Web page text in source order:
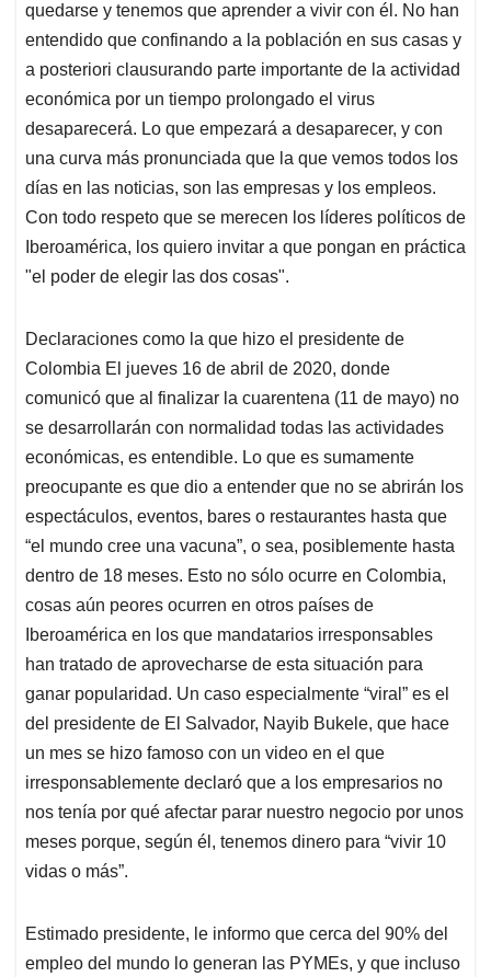
quedarse y tenemos que aprender a vivir con él. No han
entendido que confinando a la población en sus casas y
a posteriori clausurando parte importante de la actividad
económica por un tiempo prolongado el virus
desaparecerá. Lo que empezará a desaparecer, y con
una curva más pronunciada que la que vemos todos los
días en las noticias, son las empresas y los empleos.
Con todo respeto que se merecen los líderes políticos de
Iberoamérica, los quiero invitar a que pongan en práctica
"el poder de elegir las dos cosas".
Declaraciones como la que hizo el presidente de
Colombia El jueves 16 de abril de 2020, donde
comunicó que al finalizar la cuarentena (11 de mayo) no
se desarrollarán con normalidad todas las actividades
económicas, es entendible. Lo que es sumamente
preocupante es que dio a entender que no se abrirán los
espectáculos, eventos, bares o restaurantes hasta que
“el mundo cree una vacuna”, o sea, posiblemente hasta
dentro de 18 meses. Esto no sólo ocurre en Colombia,
cosas aún peores ocurren en otros países de
Iberoamérica en los que mandatarios irresponsables
han tratado de aprovecharse de esta situación para
ganar popularidad. Un caso especialmente “viral” es el
del presidente de El Salvador, Nayib Bukele, que hace
un mes se hizo famoso con un video en el que
irresponsablemente declaró que a los empresarios no
nos tenía por qué afectar parar nuestro negocio por unos
meses porque, según él, tenemos dinero para “vivir 10
vidas o más”.
Estimado presidente, le informo que cerca del 90% del
empleo del mundo lo generan las PYMEs, y que incluso